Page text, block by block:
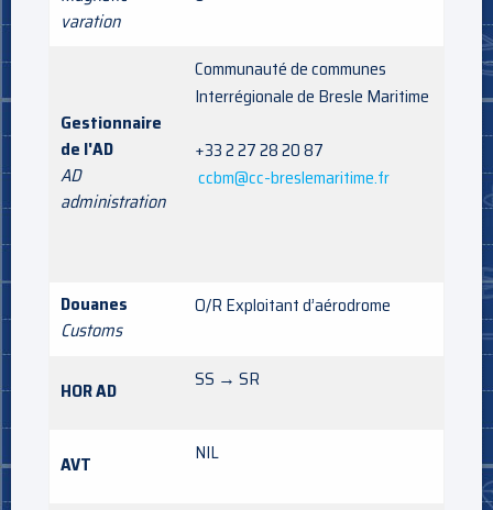
varation
Gestionnaire
de l'AD
AD
administration
Communauté de communes
Interrégionale de Bresle Maritime
+33 2 27 28 20 87
ccbm@cc-breslemaritime.fr
Douanes
Customs
O/R Exploitant d’aérodrome
HOR AD SS → SR
AVT NIL